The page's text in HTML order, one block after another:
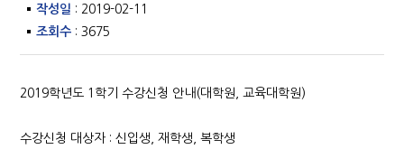
작성일 : 2019-02-11
조회수 : 3675
2019학년도 1학기 수강신청 안내(대학원, 교육대학원)
수강신청 대상자 : 신입생, 재학생, 복학생